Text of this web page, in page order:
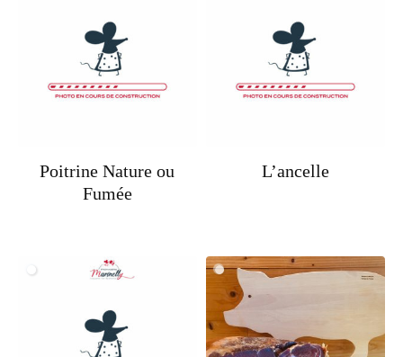
Poitrine Nature ou
Fumée
L’ancelle